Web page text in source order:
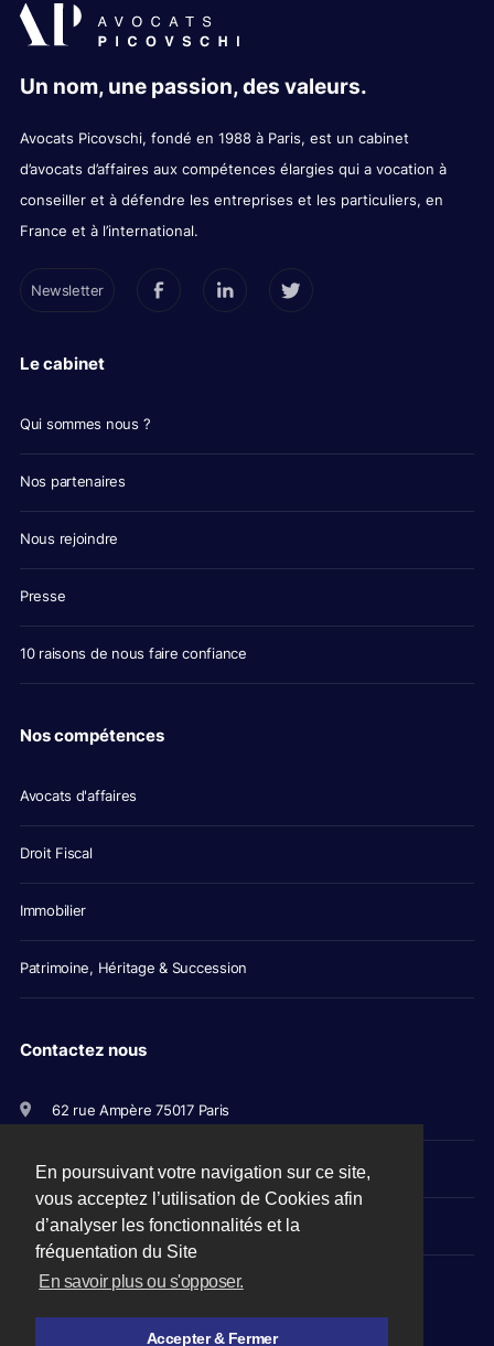
En poursuivant votre navigation sur ce site,
vous acceptez l’utilisation de Cookies afin
d’analyser les fonctionnalités et la
fréquentation du Site
En savoir plus ou s'opposer.
Accepter & Fermer
Un nom, une passion, des valeurs.
Avocats Picovschi, fondé en 1988 à Paris, est un cabinet
d’avocats d’affaires aux compétences élargies qui a vocation à
conseiller et à défendre les entreprises et les particuliers, en
France et à l’international.
Newsletter
Le cabinet
Qui sommes nous ?
Nos partenaires
Nous rejoindre
Presse
10 raisons de nous faire confiance
Nos compétences
Avocats d'affaires
Droit Fiscal
Immobilier
Patrimoine, Héritage & Succession
Contactez nous
62 rue Ampère 75017 Paris
+33(0)1 56 79 11 00
avocats@picovschi.com